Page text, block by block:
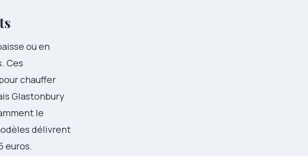
ou en
Ces
chauffer
Glastonbury
le
délivrent
euros.